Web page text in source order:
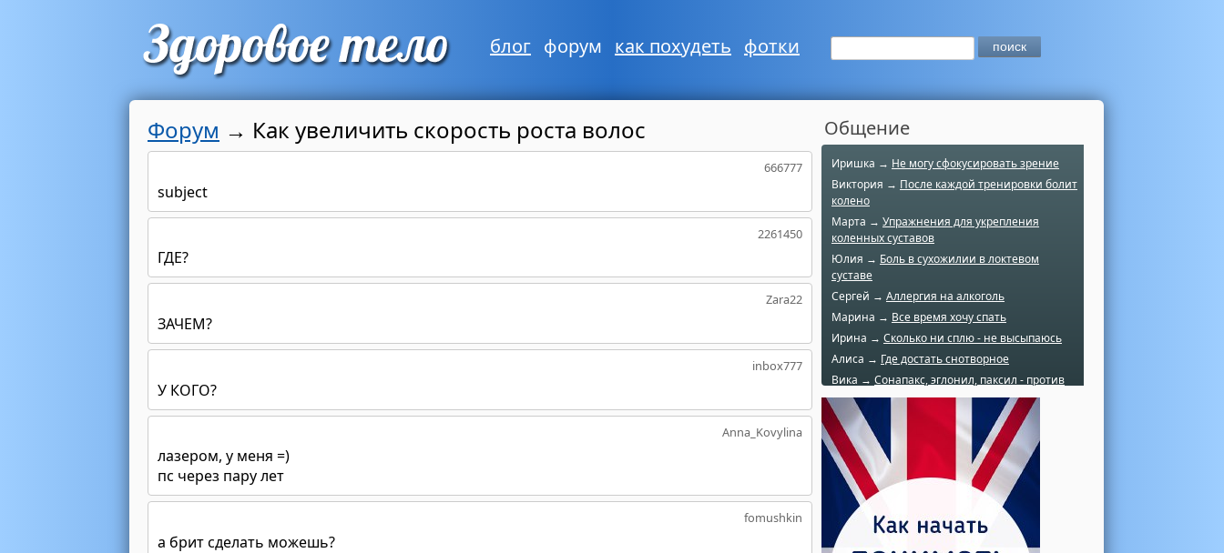
блог форум как похудеть фотки
Форум → Как увеличить скорость роста волос
666777
subject
2261450
ГДЕ?
Zara22
ЗАЧЕМ?
inbox777
У КОГО?
Anna_Kovylina
лазером, у меня =)
пс через пару лет
fomushkin
а брит сделать можешь?
Общение
Иришка → Не могу сфокусировать зрение
Виктория → После каждой тренировки болит
колено
Марта → Упражнения для укрепления
коленных суставов
Юлия → Боль в сухожилии в локтевом
суставе
Сергей → Аллергия на алкоголь
Марина → Все время хочу спать
Ирина → Сколько ни сплю - не высыпаюсь
Алиса → Где достать снотворное
Вика → Сонапакс, эглонил, паксил - против
чего?
Катерина →
Боль в колене при нагрузке
Алла →Болят коленные суставы
Паша Щ. →
Боль в коленной чашечке
Ульяна Ф. →Болят и хрустят колени
Артемов Иван →
Болит и опухло колено
Чернов Игорь →Болят суставы при занятиях
спортом